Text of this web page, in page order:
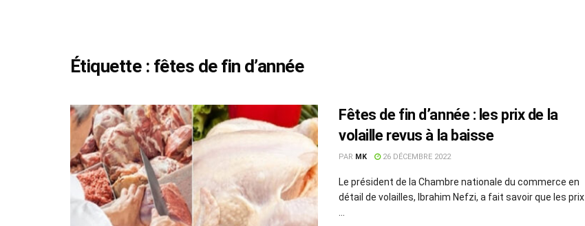
Étiquette : fêtes de fin d’année
Fêtes de fin d’année : les prix de la
volaille revus à la baisse
PAR MK 26 DÉCEMBRE 2022
Le président de la Chambre nationale du commerce en
détail de volailles, Ibrahim Nefzi, a fait savoir que les prix